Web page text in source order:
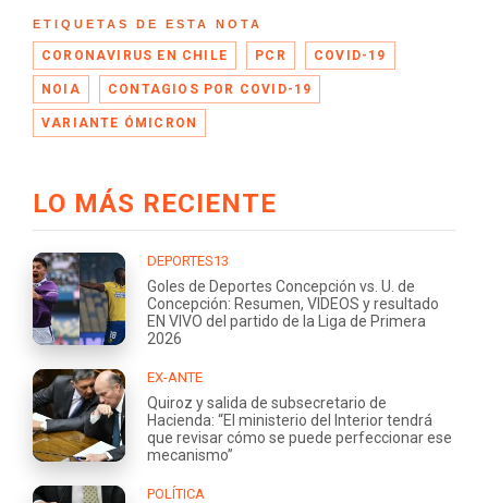
ETIQUETAS DE ESTA NOTA
CORONAVIRUS EN CHILE PCR COVID-19
NOIA CONTAGIOS POR COVID-19
VARIANTE ÓMICRON
LO MÁS RECIENTE
DEPORTES13
Goles de Deportes Concepción vs. U. de
Concepción: Resumen, VIDEOS y resultado
EN VIVO del partido de la Liga de Primera
2026
EX-ANTE
Quiroz y salida de subsecretario de
Hacienda: “El ministerio del Interior tendrá
que revisar cómo se puede perfeccionar ese
mecanismo”
POLÍTICA